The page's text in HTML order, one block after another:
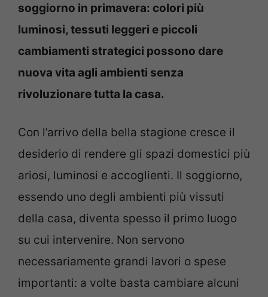
soggiorno in primavera: colori più
luminosi, tessuti leggeri e piccoli
cambiamenti strategici possono dare
nuova vita agli ambienti senza
rivoluzionare tutta la casa.
Con l’arrivo della bella stagione cresce il
desiderio di rendere gli spazi domestici più
ariosi, luminosi e accoglienti. Il soggiorno,
essendo uno degli ambienti più vissuti
della casa, diventa spesso il primo luogo
su cui intervenire. Non servono
necessariamente grandi lavori o spese
importanti: a volte basta cambiare alcuni